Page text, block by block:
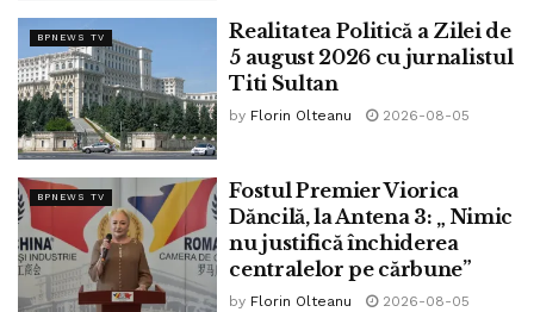
BPNEWS TV
Realitatea Politică a Zilei de
5 august 2026 cu jurnalistul
Titi Sultan
by Florin Olteanu 2026-08-05
BPNEWS TV
Fostul Premier Viorica
Dăncilă, la Antena 3: „ Nimic
nu justifică închiderea
centralelor pe cărbune”
by Florin Olteanu 2026-08-05